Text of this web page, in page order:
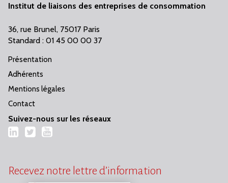
Institut de liaisons des entreprises de consommation
36, rue Brunel, 75017 Paris
Standard : 01 45 00 00 37
Présentation
Adhérents
Mentions légales
Contact
Suivez-nous sur les réseaux
LinkedIn
TwitterYouTube
Recevez notre lettre d’information